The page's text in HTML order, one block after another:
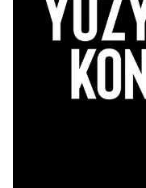
Pratik bilgiler
5 Eyl Cumartesi ·